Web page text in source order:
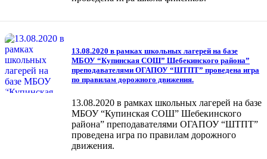
13.08.2020 в рамках школьных лагерей на базе
МБОУ “Купинская СОШ” Шебекинского района”
преподавателями ОГАПОУ “ШТПТ” проведена игра
по правилам дорожного движения.
13.08.2020 в рамках школьных лагерей на базе
МБОУ “Купинская СОШ” Шебекинского
района” преподавателями ОГАПОУ “ШТПТ”
проведена игра по правилам дорожного
движения.